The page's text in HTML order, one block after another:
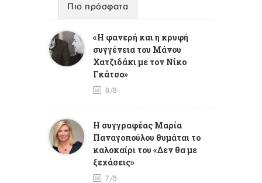
Πιο πρόσφατα
«Η φανερή και η κρυφή
συγγένεια του Μάνου
Χατζιδάκι με τον Νίκο
Γκάτσο»
8/8
Η συγγραφέας Μαρία
Παναγοπούλου θυμάται το
καλοκαίρι του «Δεν θα με
ξεχάσεις»
7/8